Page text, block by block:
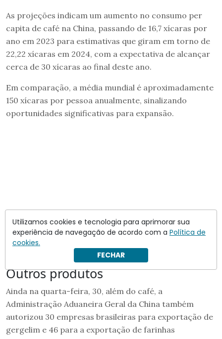
As projeções indicam um aumento no consumo per
capita de café na China, passando de 16,7 xícaras por
ano em 2023 para estimativas que giram em torno de
22,22 xícaras em 2024, com a expectativa de alcançar
cerca de 30 xícaras ao final deste ano.
Em comparação, a média mundial é aproximadamente
150 xícaras por pessoa anualmente, sinalizando
oportunidades significativas para expansão.
Outros produtos
Ainda na quarta-feira, 30, além do café, a
Administração Aduaneira Geral da China também
autorizou 30 empresas brasileiras para exportação de
gergelim e 46 para a exportação de farinhas
Utilizamos cookies e tecnologia para aprimorar sua
experiência de navegação de acordo com a Política de
cookies.
FECHAR